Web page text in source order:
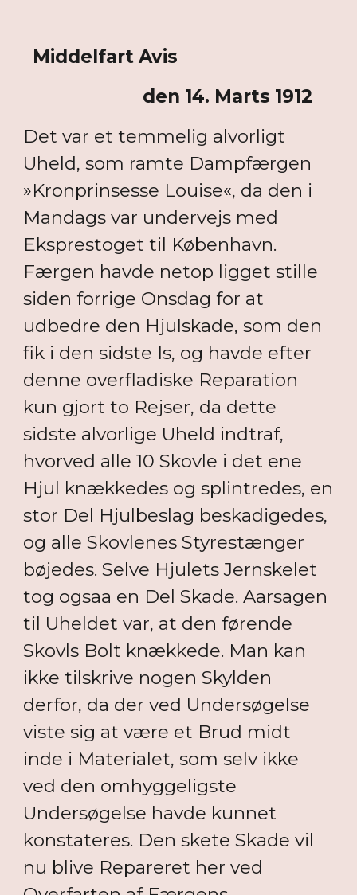
Middelfart Avis
den 14. Marts 1912
Det var et temmelig alvorligt
Uheld, som ramte Dampfærgen
»Kronprinsesse Louise«, da den i
Mandags var undervejs med
Eksprestoget til København.
Færgen havde netop ligget stille
siden forrige Onsdag for at
udbedre den Hjulskade, som den
fik i den sidste Is, og havde efter
denne overfladiske Reparation
kun gjort to Rejser, da dette
sidste alvorlige Uheld indtraf,
hvorved alle 10 Skovle i det ene
Hjul knækkedes og splintredes, en
stor Del Hjulbeslag beskadigedes,
og alle Skovlenes Styrestænger
bøjedes. Selve Hjulets Jernskelet
tog ogsaa en Del Skade. Aarsagen
til Uheldet var, at den førende
Skovls Bolt knækkede. Man kan
ikke tilskrive nogen Skylden
derfor, da der ved Undersøgelse
viste sig at være et Brud midt
inde i Materialet, som selv ikke
ved den omhyggeligste
Undersøgelse havde kunnet
konstateres. Den skete Skade vil
nu blive Repareret her ved